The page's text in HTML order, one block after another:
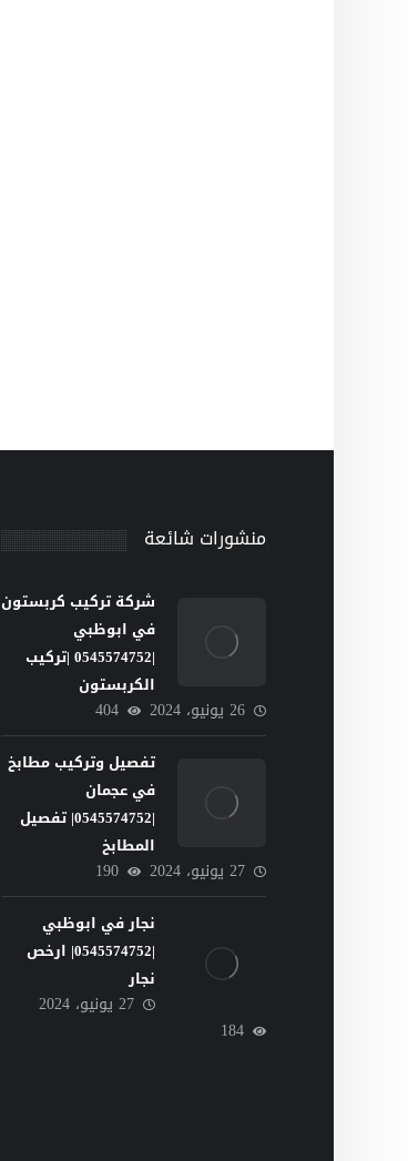
منشورات شائعة
شركة تركيب كربستون
في ابوظبي
|0545574752 |تركيب
الكربستون
26 يونيو، 2024 404
تفصيل وتركيب مطابخ
في عجمان
|0545574752| تفصيل
المطابخ
27 يونيو، 2024 190
نجار في ابوظبي
|0545574752| ارخص
نجار
27 يونيو، 2024
184